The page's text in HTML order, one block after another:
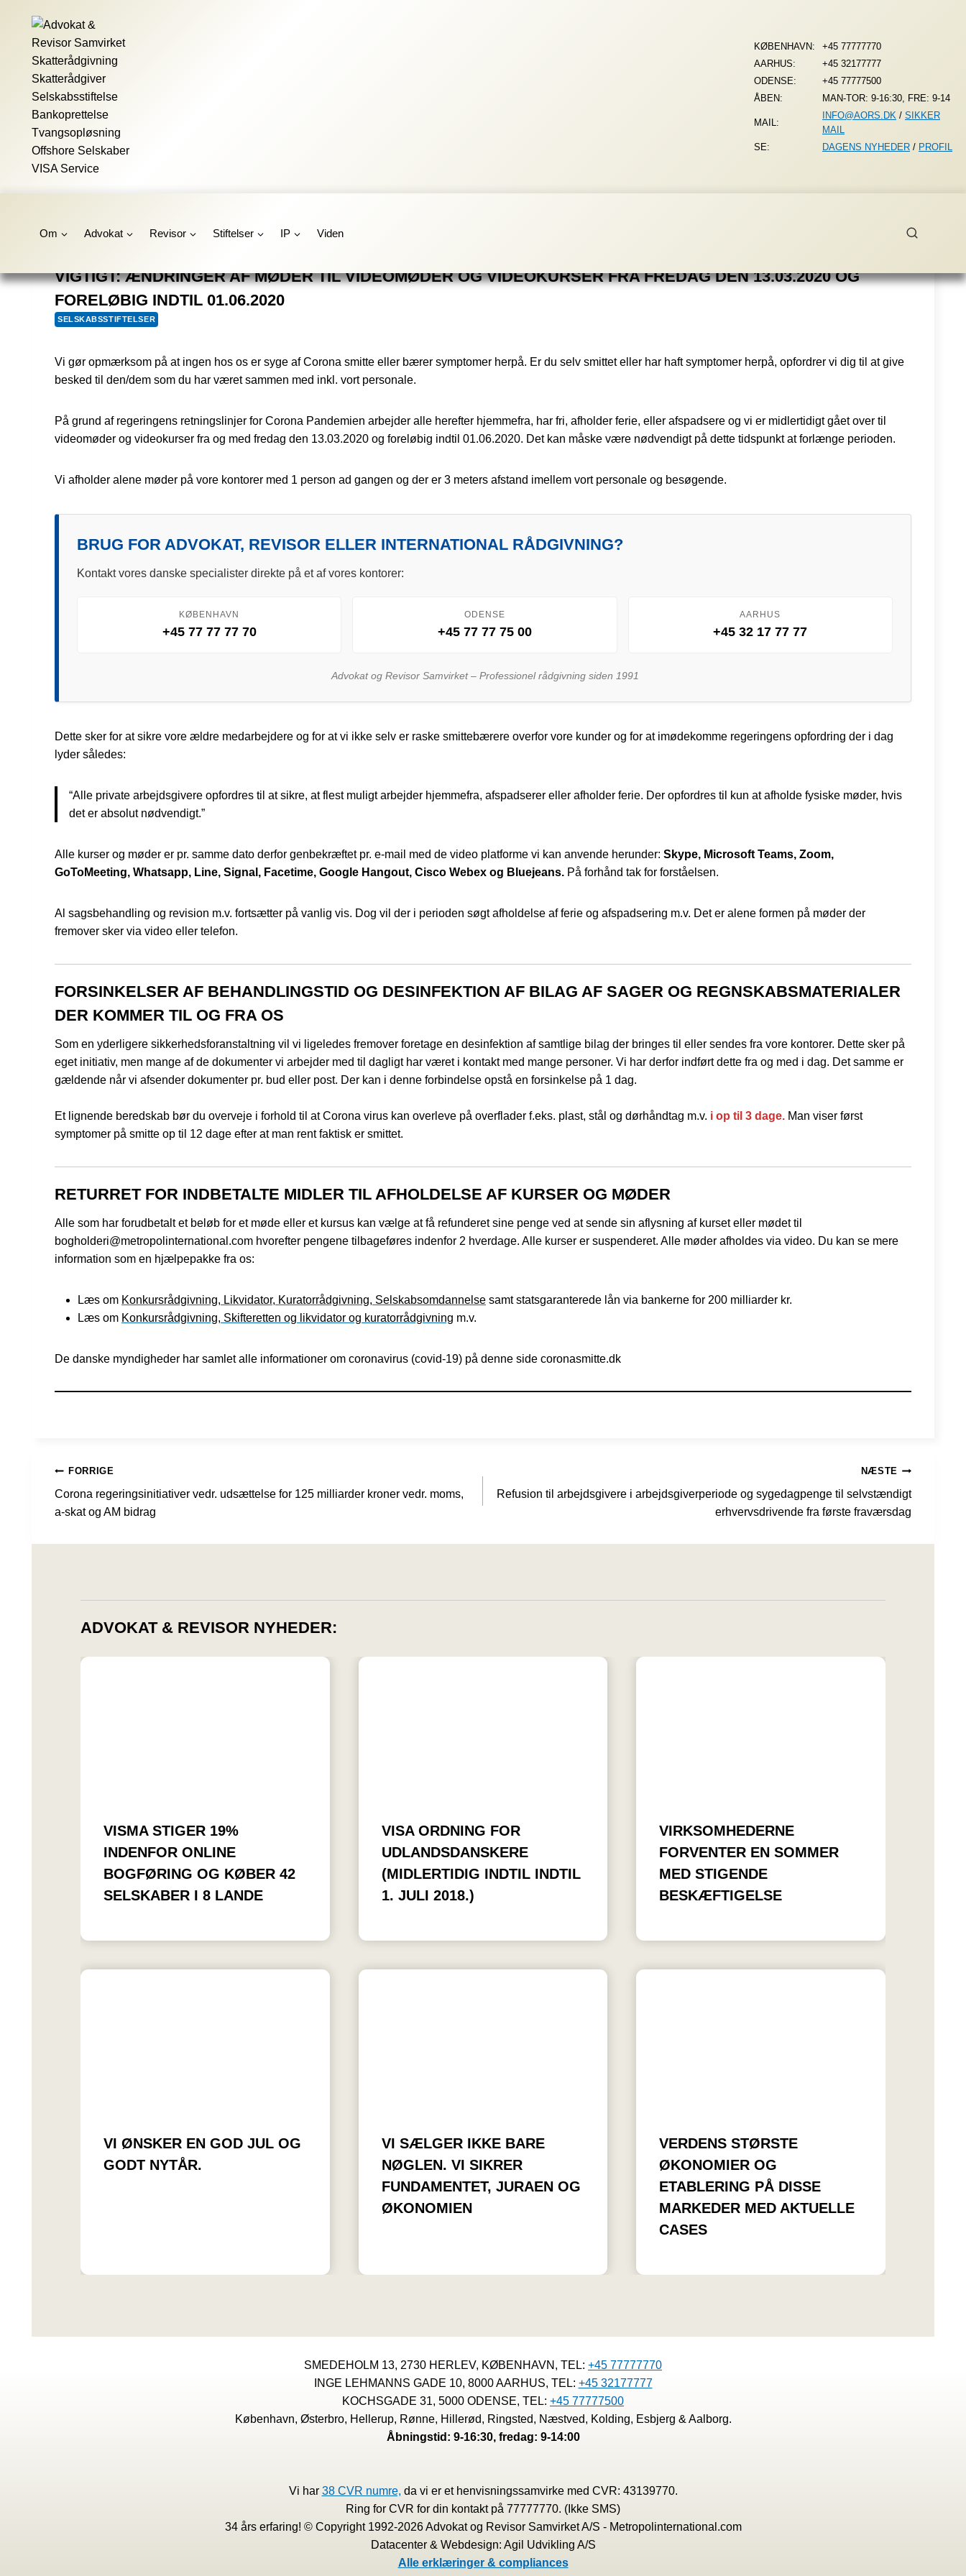
indhold
KØBENHAVN:
+45 77777770
AARHUS:
+45 32177777
ODENSE:
+45 77777500
ÅBEN:
MAN-TOR: 9-16:30, FRE: 9-14
MAIL:
INFO@AORS.DK / SIKKER
MAIL
SE:
DAGENS NYHEDER / PROFIL
Om Advokat Revisor Stiftelser IP Viden
VIGTIGT: ÆNDRINGER AF MØDER TIL VIDEOMØDER OG VIDEOKURSER FRA FREDAG DEN 13.03.2020 OG
FORELØBIG INDTIL 01.06.2020
SELSKABSSTIFTELSER
Vi gør opmærksom på at ingen hos os er syge af Corona smitte eller bærer symptomer herpå. Er du selv smittet eller har haft symptomer herpå, opfordrer vi dig til at give
besked til den/dem som du har været sammen med inkl. vort personale.
På grund af regeringens retningslinjer for Corona Pandemien arbejder alle herefter hjemmefra, har fri, afholder ferie, eller afspadsere og vi er midlertidigt gået over til
videomøder og videokurser fra og med fredag den 13.03.2020 og foreløbig indtil 01.06.2020. Det kan måske være nødvendigt på dette tidspunkt at forlænge perioden.
Vi afholder alene møder på vore kontorer med 1 person ad gangen og der er 3 meters afstand imellem vort personale og besøgende.
BRUG FOR ADVOKAT, REVISOR ELLER INTERNATIONAL RÅDGIVNING?
Kontakt vores danske specialister direkte på et af vores kontorer:
KØBENHAVN
+45 77 77 77 70
ODENSE
+45 77 77 75 00
AARHUS
+45 32 17 77 77
Advokat og Revisor Samvirket – Professionel rådgivning siden 1991
Dette sker for at sikre vore ældre medarbejdere og for at vi ikke selv er raske smittebærere overfor vore kunder og for at imødekomme regeringens opfordring der i dag
lyder således:
“Alle private arbejdsgivere opfordres til at sikre, at flest muligt arbejder hjemmefra, afspadserer eller afholder ferie. Der opfordres til kun at afholde fysiske møder, hvis
det er absolut nødvendigt.”
Alle kurser og møder er pr. samme dato derfor genbekræftet pr. e-mail med de video platforme vi kan anvende herunder: Skype, Microsoft Teams, Zoom,
GoToMeeting, Whatsapp, Line, Signal, Facetime, Google Hangout, Cisco Webex og Bluejeans. På forhånd tak for forståelsen.
Al sagsbehandling og revision m.v. fortsætter på vanlig vis. Dog vil der i perioden søgt afholdelse af ferie og afspadsering m.v. Det er alene formen på møder der
fremover sker via video eller telefon.
FORSINKELSER AF BEHANDLINGSTID OG DESINFEKTION AF BILAG AF SAGER OG REGNSKABSMATERIALER
DER KOMMER TIL OG FRA OS
Som en yderligere sikkerhedsforanstaltning vil vi ligeledes fremover foretage en desinfektion af samtlige bilag der bringes til eller sendes fra vore kontorer. Dette sker på
eget initiativ, men mange af de dokumenter vi arbejder med til dagligt har været i kontakt med mange personer. Vi har derfor indført dette fra og med i dag. Det samme er
gældende når vi afsender dokumenter pr. bud eller post. Der kan i denne forbindelse opstå en forsinkelse på 1 dag.
Et lignende beredskab bør du overveje i forhold til at Corona virus kan overleve på overflader f.eks. plast, stål og dørhåndtag m.v. i op til 3 dage. Man viser først
symptomer på smitte op til 12 dage efter at man rent faktisk er smittet.
RETURRET FOR INDBETALTE MIDLER TIL AFHOLDELSE AF KURSER OG MØDER
Alle som har forudbetalt et beløb for et møde eller et kursus kan vælge at få refunderet sine penge ved at sende sin aflysning af kurset eller mødet til
bogholderi@metropolinternational.com hvorefter pengene tilbageføres indenfor 2 hverdage. Alle kurser er suspenderet. Alle møder afholdes via video. Du kan se mere
information som en hjælpepakke fra os:
Læs om Konkursrådgivning, Likvidator, Kuratorrådgivning, Selskabsomdannelse samt statsgaranterede lån via bankerne for 200 milliarder kr.
Læs om Konkursrådgivning, Skifteretten og likvidator og kuratorrådgivning m.v.
De danske myndigheder har samlet alle informationer om coronavirus (covid-19) på denne side coronasmitte.dk
INDLÆGSNAVIGATION
FORRIGE
Corona regeringsinitiativer vedr. udsættelse for 125 milliarder kroner vedr. moms,
a-skat og AM bidrag
NÆSTE
Refusion til arbejdsgivere i arbejdsgiverperiode og sygedagpenge til selvstændigt
erhvervsdrivende fra første fraværsdag
ADVOKAT & REVISOR NYHEDER:
VISMA STIGER 19%
INDENFOR ONLINE
BOGFØRING OG KØBER 42
SELSKABER I 8 LANDE
VISA ORDNING FOR
UDLANDSDANSKERE
(MIDLERTIDIG INDTIL INDTIL
1. JULI 2018.)
VIRKSOMHEDERNE
FORVENTER EN SOMMER
MED STIGENDE
BESKÆFTIGELSE
VI ØNSKER EN GOD JUL OG
GODT NYTÅR.
VI SÆLGER IKKE BARE
NØGLEN. VI SIKRER
FUNDAMENTET, JURAEN OG
ØKONOMIEN
VERDENS STØRSTE
ØKONOMIER OG
ETABLERING PÅ DISSE
MARKEDER MED AKTUELLE
CASES
SMEDEHOLM 13, 2730 HERLEV, KØBENHAVN, TEL: +45 77777770
INGE LEHMANNS GADE 10, 8000 AARHUS, TEL: +45 32177777
KOCHSGADE 31, 5000 ODENSE, TEL: +45 77777500
København, Østerbro, Hellerup, Rønne, Hillerød, Ringsted, Næstved, Kolding, Esbjerg & Aalborg.
Åbningstid: 9-16:30, fredag: 9-14:00
Vi har 38 CVR numre, da vi er et henvisningssamvirke med CVR: 43139770.
Ring for CVR for din kontakt på 77777770. (Ikke SMS)
34 års erfaring! © Copyright 1992-2026 Advokat og Revisor Samvirket A/S - Metropolinternational.com
Datacenter & Webdesign: Agil Udvikling A/S
Alle erklæringer & compliances